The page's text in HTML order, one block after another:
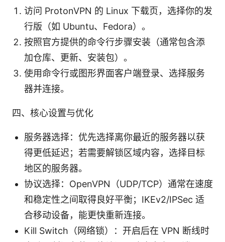
访问 ProtonVPN 的 Linux 下载页，选择你的发
行版（如 Ubuntu、Fedora）。
按照官方提供的命令行步骤安装（通常包含添
加仓库、更新、安装包）。
使用命令行或图形界面客户端登录、选择服务
器并连接。
四、核心设置与优化
服务器选择：优先选择离你最近的服务器以获
得更低延迟；若需要解锁区域内容，选择目标
地区的服务器。
协议选择：OpenVPN（UDP/TCP）通常在速度
和稳定性之间取得良好平衡；IKEv2/IPSec 适
合移动设备，能更快重新连接。
Kill Switch（网络锁）：开启后在 VPN 断线时